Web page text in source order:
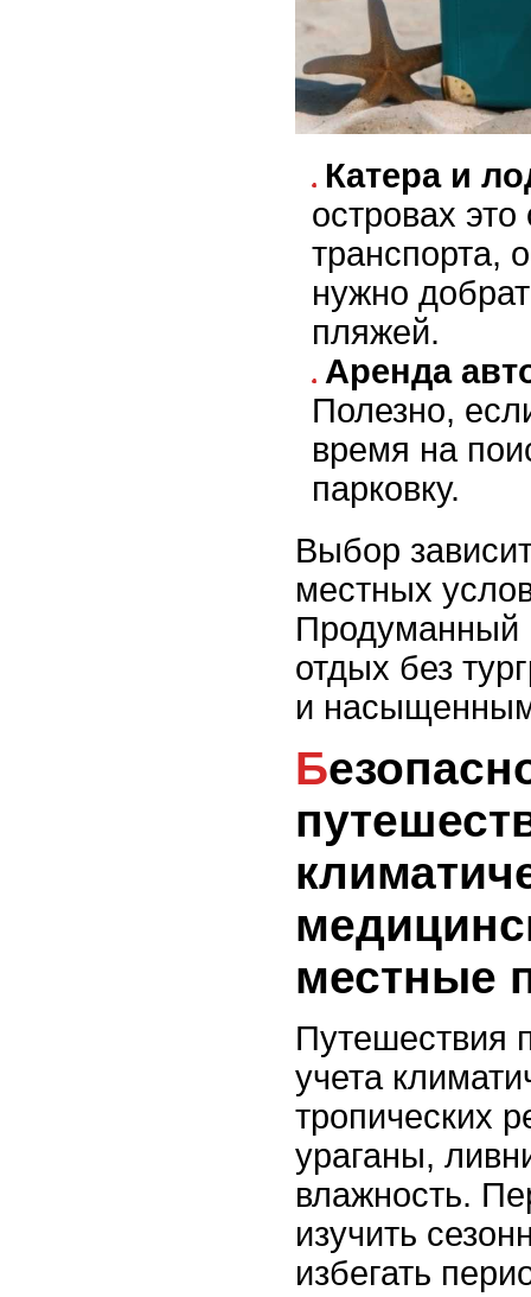
Катера и
островах
транспорта,
нужно
пляжей.
Аренда
Полезно,
время на
парковку.
Выбор
местных
Продуманный
отдых без
и
Безопасность
местные
Путешествия
учета
тропических
ураганы,
влажность.
изучить
избегать